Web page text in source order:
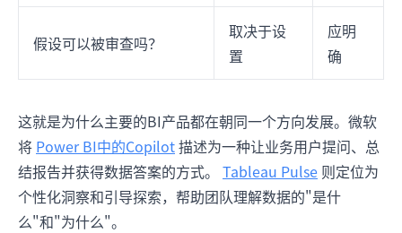
假设可以被审查吗？
取决于设
置
应明
确
这就是为什么主要的BI产品都在朝同一个方向发展。微软
将 Power BI中的Copilot描述为一种让业务用户提问、总
结报告并获得数据答案的方式。 Tableau Pulse 则定位为
个性化洞察和引导探索，帮助团队理解数据的"是什
么"和"为什么"。